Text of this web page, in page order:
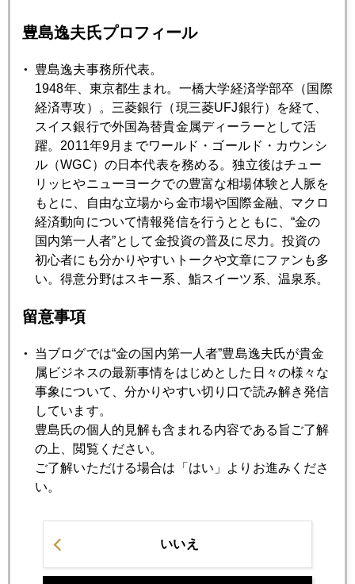
2024年09月30日
ＮＹ金、これからどうなる
2024年09月25日
ＮＹ金（１２月限）２７００ドル視野に
2024年09月24日
中東地政学リスクで金続騰
2024年09月20日
金高騰、次回雇用統計で急変も
2024年09月19日
ＦＯＭＣ前後、国際金価格、乱高下
2024年09月18日
いよいよ９月ＦＯＭＣ、今回の勘所は
金高騰で残骨灰の売却増える
2024年09月13日
豊島逸夫氏プロフィール
豊島逸夫事務所代表。
1948年、東京都生まれ。一橋大学経済学部卒（国際
経済専攻）。三菱銀行（現三菱UFJ銀行）を経て、
スイス銀行で外国為替貴金属ディーラーとして活
躍。2011年9月までワールド・ゴールド・カウンシ
ル（WGC）の日本代表を務める。独立後はチュー
リッヒやニューヨークでの豊富な相場体験と人脈を
もとに、自由な立場から金市場や国際金融、マクロ
経済動向について情報発信を行うとともに、“金の
国内第一人者”として金投資の普及に尽力。投資の
初心者にも分かりやすいトークや文章にファンも多
い。得意分野はスキー系、鮨スイーツ系、温泉系。
留意事項
当ブログでは“金の国内第一人者”豊島逸夫氏が貴金
属ビジネスの最新事情をはじめとした日々の様々な
事象について、分かりやすい切り口で読み解き発信
しています。
豊島氏の個人的見解も含まれる内容である旨ご了解
の上、閲覧ください。
ご了解いただける場合は「はい」よりお進みくださ
い。
いいえ